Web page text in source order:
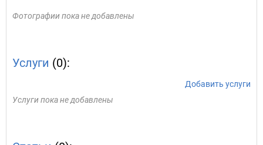
Фотографии пока не добавлены
Услуги (0):
Добавить услуги
Услуги пока не добавлены